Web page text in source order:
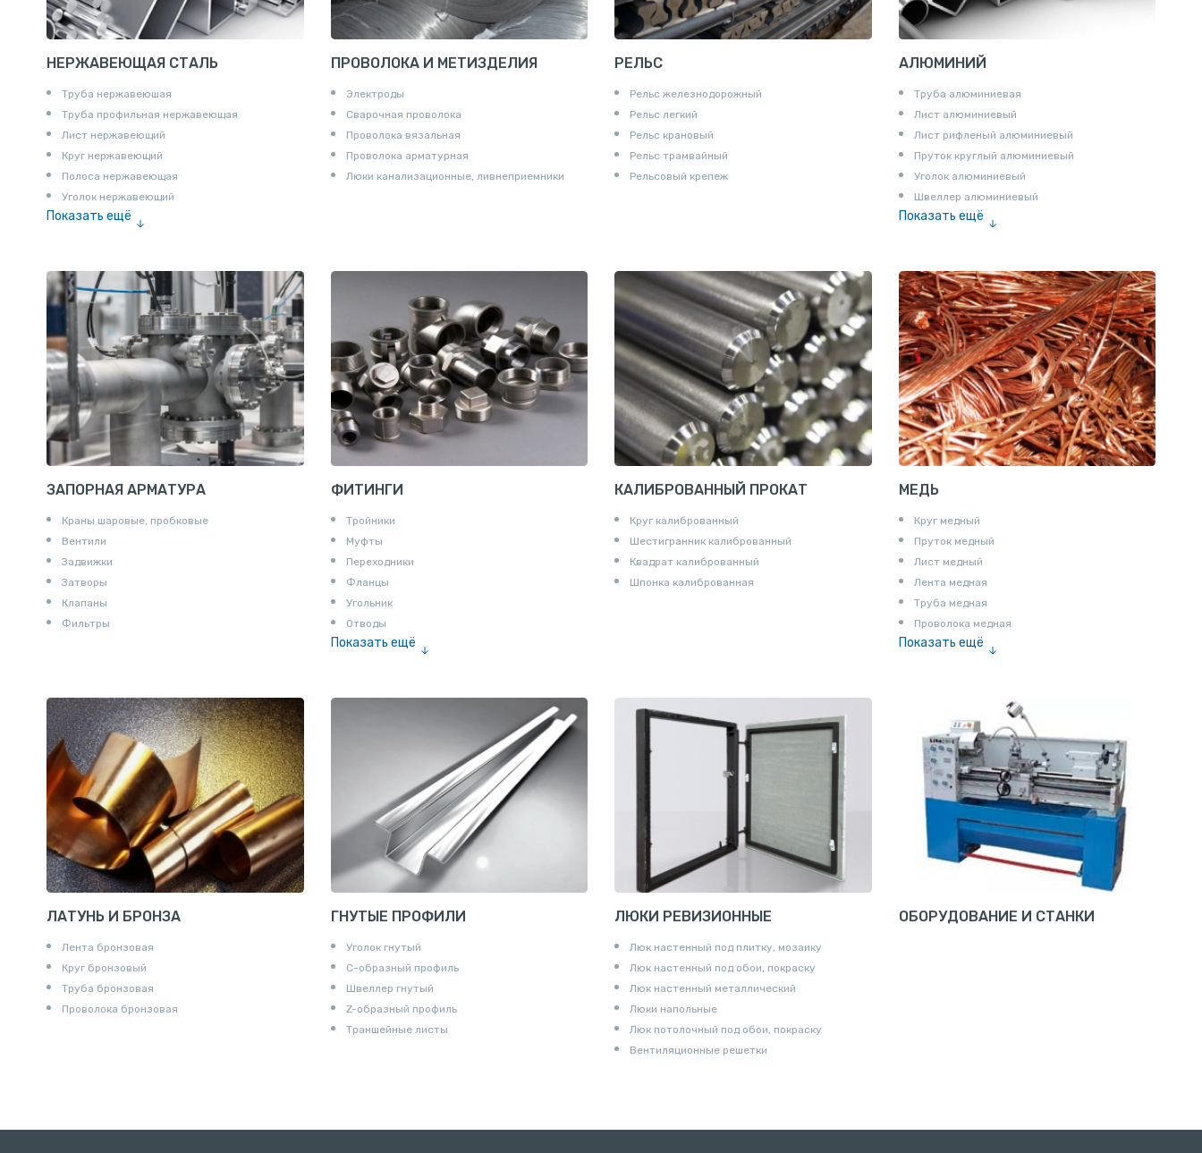
НЕРЖАВЕЮЩАЯ СТАЛЬ
Труба нержавеюшая
Труба профильная нержавеющая
Лист нержавеющий
Круг нержавеющий
Полоса нержавеющая
Уголок нержавеющий
Показать ещё
ПРОВОЛОКА И МЕТИЗДЕЛИЯ
Электроды
Сварочная проволока
Проволока вязальная
Проволока арматурная
Люки канализационные, ливнеприемники
РЕЛЬС
Рельс железнодорожный
Рельс легкий
Рельс крановый
Рельс трамвайный
Рельсовый крепеж
АЛЮМИНИЙ
Труба алюминиевая
Лист алюминиевый
Лист рифленый алюминиевый
Пруток круглый алюминиевый
Уголок алюминиевый
Швеллер алюминиевый
Показать ещё
Шина электротехническая
Алюминиевая плита
Z профиль алюминиевый
Т профиль алюминиевый
Пруток квадратный алюминиевый
Полоса алюминиевая
Пруток шестигранный алюминиевый
ЗАПОРНАЯ АРМАТУРА
Краны шаровые, пробковые
Вентили
Задвижки
Затворы
Клапаны
Фильтры
ФИТИНГИ
Тройники
Муфты
Переходники
Фланцы
Угольник
Отводы
Показать ещё
Удлинители для труб
Крестовины
Контргайки
КАЛИБРОВАННЫЙ ПРОКАТ
Круг калиброванный
Шестигранник калиброванный
Квадрат калиброванный
Шпонка калиброванная
МЕДЬ
Круг медный
Пруток медный
Лист медный
Лента медная
Труба медная
Проволока медная
Показать ещё
ЛАТУНЬ И БРОНЗА
Лента бронзовая
Круг бронзовый
Труба бронзовая
Проволока бронзовая
ГНУТЫЕ ПРОФИЛИ
Уголок гнутый
С-образный профиль
Швеллер гнутый
Z-образный профиль
Траншейные листы
ЛЮКИ РЕВИЗИОННЫЕ
Люк настенный под плитку, мозаику
Люк настенный под обои, покраску
Люк настенный металлический
Люки напольные
Люк потолочный под обои, покраску
Вентиляционные решетки
ОБОРУДОВАНИЕ И СТАНКИ